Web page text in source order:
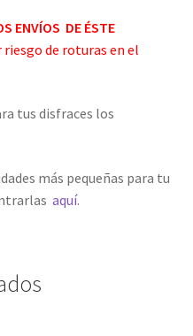
ENVÍOS DE ÉSTE
riesgo de roturas en el
tus disfraces los
más pequeñas para tu
aquí.